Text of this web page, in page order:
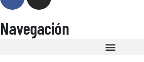
Navegación